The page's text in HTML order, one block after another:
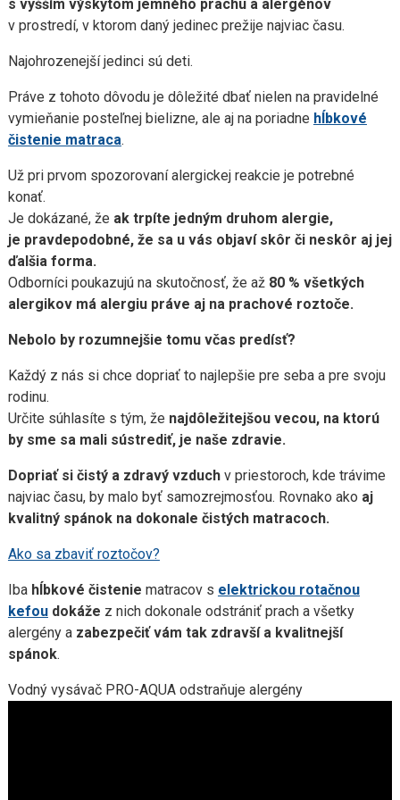
s vyšším výskytom jemného prachu a alergénov
v prostredí, v ktorom daný jedinec prežije najviac času.
Najohrozenejší jedinci sú deti.
Práve z tohoto dôvodu je dôležité dbať nielen na pravidelné
vymieňanie posteľnej bielizne, ale aj na poriadne hĺbkové
čistenie matraca.
Už pri prvom spozorovaní alergickej reakcie je potrebné
konať.
Je dokázané, že ak trpíte jedným druhom alergie,
je pravdepodobné, že sa u vás objaví skôr či neskôr aj jej
ďalšia forma.
Odborníci poukazujú na skutočnosť, že až 80 % všetkých
alergikov má alergiu práve aj na prachové roztoče.
Nebolo by rozumnejšie tomu včas predísť?
Každý z nás si chce dopriať to najlepšie pre seba a pre svoju
rodinu.
Určite súhlasíte s tým, že najdôležitejšou vecou, na ktorú
by sme sa mali sústrediť, je naše zdravie.
Dopriať si čistý a zdravý vzduchv priestoroch, kde trávime
najviac času, by malo byť samozrejmosťou. Rovnako ako aj
kvalitný spánok na dokonale čistých matracoch.
Ako sa zbaviť roztočov?
Iba hĺbkové čistenie matracov s elektrickou rotačnou
kefou dokáže z nich dokonale odstrániť prach a všetky
alergény a zabezpečiť vám tak zdravší a kvalitnejší
spánok.
Vodný vysávač PRO-AQUA odstraňuje alergény